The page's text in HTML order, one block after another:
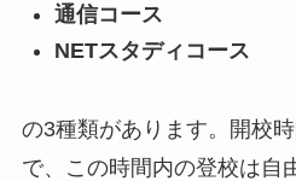
通信コース
NETスタディコース
の3種類があります。開校
で、この時間内の登校は自